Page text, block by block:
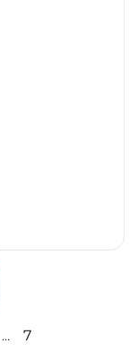
… 7